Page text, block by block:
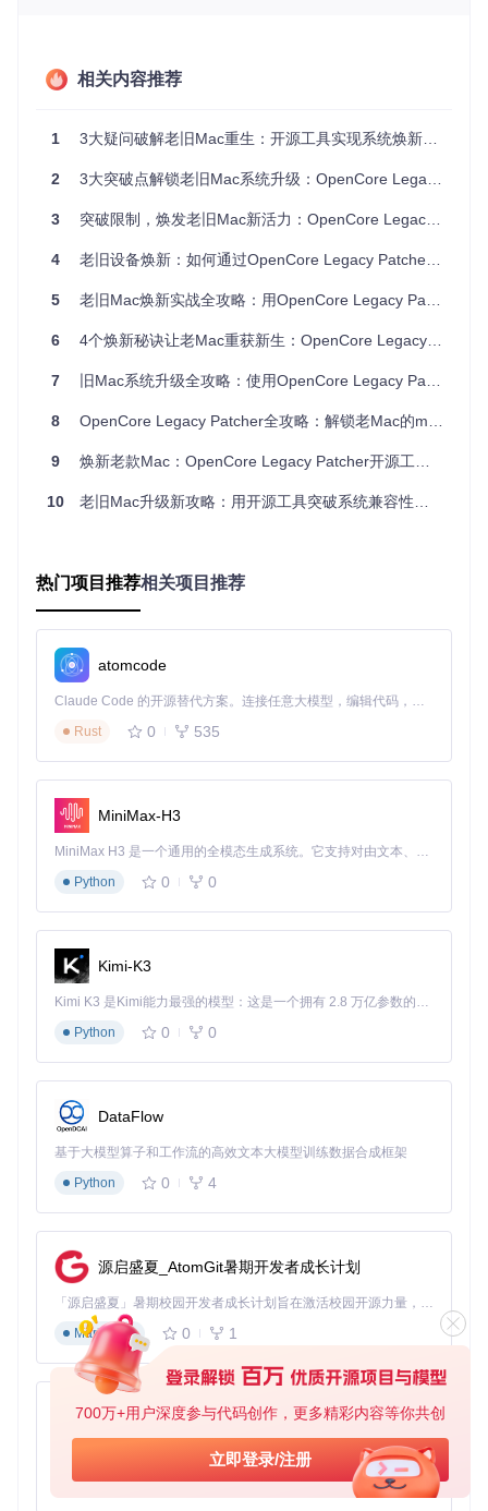
700万+用户深度参与代码创作，更多精彩内容等你共创
立即登录/注册
预算有限，无法立即更换新设备的用户
希望体验最新macOS功能的技术爱好者
OpenCore Legacy Patcher主界面，提供老Mac升级macOS
所需的全套工具
升级可行性评估
并非所有老Mac都适合升级到最新macOS，需要从多个维度评
(2015-2017)
(2012-2014)
(2007-2011)
硬件兼
95%+ 功能正
常
70-95% 功能
50-70% 功能
正常
性能表
部分功能性能
功率
推荐系
统版本
最新版macO
S
版本
主要限
制
基本无限制
⚠️ 重要提示
：无论设备属于哪个风险等级，升级前都必须备份
技术解析：OpenCore Legacy Patcher的工作
原理
核心技术架构
OpenCore Legacy Patcher通过四大技术手段实现老Mac对新
版macOS的支持：
引导层伪装
件信息，使macOS安装程序误认为老Mac是受支持的新型
号
限制和安全检查
系统文件替换
件的支持
OpenCore构建过程自动为特定硬件添加必要的组件和补丁
关键技术突破点
OpenCore Legacy Patcher解决了老Mac升级面临的多个关键
技术障碍：
SMBIOS模拟：模拟受支持Mac型号的系统管理BIOS信息
驱动适配：提供针对老旧硬件的定制驱动程序
指令集扩展：为不支持AVX2等新指令集的CPU提供模拟支
：适度调整系统完整性保护(SIP)等安全机
制，允许必要的系统修改
相关内容推荐
1 3大疑问破解老旧Mac重生：开源工具实现系统焕新全攻略
2 3大突破点解锁老旧Mac系统升级：OpenCore Legacy Patcher全攻略
3 突破限制，焕发老旧Mac新活力：OpenCore Legacy Patcher开源工具焕新体验指南
4 老旧设备焕新：如何通过OpenCore Legacy Patcher让你的Mac重获新生？
5 老旧Mac焕新实战全攻略：用OpenCore Legacy Patcher突破系统限制
6 4个焕新秘诀让老Mac重获新生：OpenCore Legacy Patcher全攻略
7 旧Mac系统升级全攻略：使用OpenCore Legacy Patcher开源工具实现硬件焕新
8 OpenCore Legacy Patcher全攻略：解锁老Mac的macOS焕新潜能
9 焕新老款Mac：OpenCore Legacy Patcher开源工具解锁最新macOS系统全攻略
10 老旧Mac升级新攻略：用开源工具突破系统兼容性限制，让旧设备重获新生
热门项目推荐相关项目推荐
atomcode
Claude Code 的开源替代方案。连接任意大模型，编辑代码，运行命令，自动验证 — 全自动执行。用 Rust 构建，极致性能。 ｜ An open-source alternative to Claude Code. Connect any LLM, edit code, run commands, and verify changes — autonomously. Built in Rust for speed. Get Started
Rust
0 535
MiniMax-H3
MiniMax H3 是一个通用的全模态生成系统。它支持对由文本、图像、视频和音频组成的多模态上下文进行统一理解，并能生成分辨率高达 2K、时长可达 15 秒的带原生立体声音频的视频。得益于面向任务泛化的系统设计，H3 在预训练阶段就已具备广泛的多模态上下文理解与生成能力，能够出色地执行复杂的多模态指令。
Python
0 0
Kimi-K3
Kimi K3 是Kimi能力最强的模型：这是一个拥有 2.8 万亿参数的混合专家（MoE）模型，具备原生视觉理解能力，并支持 100 万 token 的上下文窗口。
Python
0 0
DataFlow
基于大模型算子和工作流的高效文本大模型训练数据合成框架
Python
0 4
源启盛夏_AtomGit暑期开发者成长计划
「源启盛夏」暑期校园开发者成长计划旨在激活校园开源力量，通过积分激励、认证扶持、资源倾斜等形式，引导高校组织和开发者完成「入驻 — 建项目 — 做贡献 — 获认证 — 得资源」的完整闭环。无论你是想带领社团入驻平台的组织者，还是希望用代码贡献证明自己的开发者，都能在这里找到属于你的成长路径。
Markdown
0 1
py-xiaozhi
基于Python的Xiaozhi AI，适用于想要完整Xiaozhi体验而无需拥有专用硬件的用户。
Python
0 1